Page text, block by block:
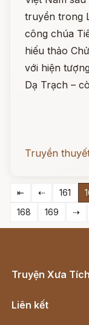
truyền trong
công chúa
hiếu thảo
với hiện
Dạ Trạch –
Truyền
⇤ ⇠ 161
168
169 ⇢
Truyện Xưa
Liên kết